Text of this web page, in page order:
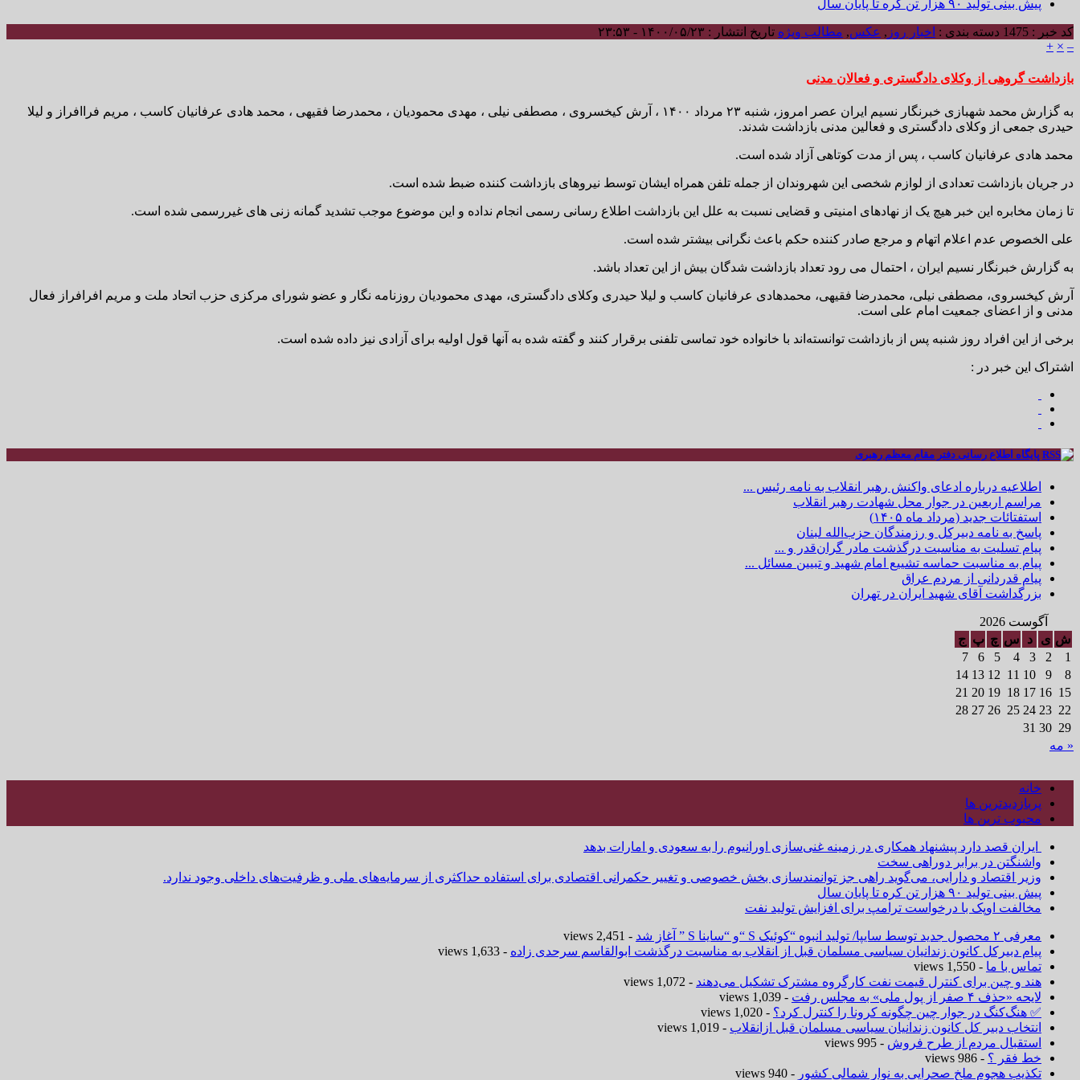
پیش بینی تولید ۹۰ هزار تن کره تا پایان سال
کد خبر : 1475 دسته بندی : اخبار روز , عکس, مطالب ویژه تاریخ انتشار : ۱۴۰۰/۰۵/۲۳ - ۲۳:۵۳
–
×
+
بازداشت گروهی از وکلای دادگستری و فعالان مدنی
به گزارش محمد شهبازی خبرنگار نسیم ایران عصر امروز، شنبه ۲۳ مرداد ۱۴۰۰ ، آرش کیخسروی ، مصطفی نیلی ، مهدی محمودیان ، محمدرضا فقیهی ، محمد هادی عرفانیان کاسب ، مریم فراافراز و لیلا
حیدری جمعی از وکلای دادگستری و فعالین مدنی بازداشت شدند.
محمد هادی عرفانیان کاسب ، پس از مدت کوتاهی آزاد شده است.
در جریان بازداشت تعدادی از لوازم شخصی این شهروندان از جمله تلفن همراه ایشان توسط نیروهای بازداشت کننده ضبط شده است.
تا زمان مخابره این خبر هیچ یک از نهادهای امنیتی و قضایی نسبت به علل این بازداشت اطلاع رسانی رسمی انجام نداده و این موضوع موجب تشدید گمانه زنی های غیررسمی شده است.
علی الخصوص عدم اعلام اتهام و مرجع صادر کننده حکم باعث نگرانی بیشتر شده است.
به گزارش خبرنگار نسیم ایران ، احتمال می رود تعداد بازداشت شدگان بیش از این تعداد باشد.
آرش کیخسروی، مصطفی نیلی، محمدرضا فقیهی، محمدهادی عرفانیان کاسب و لیلا حیدری وکلای دادگستری، مهدی محمودیان روزنامه نگار و عضو شورای مرکزی حزب اتحاد ملت و مریم افرافراز فعال
مدنی و از اعضای جمعیت امام علی است.
برخی از این افراد روز شنبه پس از بازداشت توانسته‌اند با خانواده خود تماسی تلفنی برقرار کنند و گفته شده به آنها قول اولیه برای آزادی نیز داده شده است.
اشتراک این خبر در :
پایگاه اطلاع رسانی دفتر مقام معظم رهبری
اطلاعیه درباره ادعای واکنش رهبر انقلاب به نامه رئیس ...
مراسم اربعین در جوار محل شهادت رهبر انقلاب
استفتائات جدید (مرداد ماه ۱۴۰۵)
پاسخ به نامه دبیرکل و رزمندگان حزب‌الله لبنان
پیام تسلیت به مناسبت درگذشت مادر گران‌قدر و ...
پیام به مناسبت حماسه تشییع امام شهید و تبیین مسائل ...
پیام قدردانی از مردم عراق
بزرگداشت آقای شهید ایران در تهران
آگوست 2026
ش ی د س چ پ ج
1
2
3
4
5
6
7
8
9
10
11
12
13
14
15
16
17
18
19
20
21
22
23
24
25
26
27
28
29
30
31
« مه
خانه
پربازدیدترین ها
محبوب ترین ها
ایران قصد دارد پیشنهاد همکاری در زمینه غنی‌سازی اورانیوم را به سعودی و امارات بدهد
واشنگتن در برابر دوراهی سخت
وزیر اقتصاد و دارایی، می‌گوید راهی جز توانمندسازی بخش خصوصی و تغییر حکمرانی اقتصادی برای استفاده حداکثری از سرمایه‌های ملی و ظرفیت‌های داخلی وجود ندارد.
پیش بینی تولید ۹۰ هزار تن کره تا پایان سال
مخالفت اوپک با درخواست ترامپ برای افزایش تولید نفت
معرفی ۲ محصول جدید توسط سایپا/ تولید انبوه “کوئیک S “و “ساینا S ” آغاز شد
- 2,451 views
پیام دبیرکل کانون زندانیان سیاسی مسلمان قبل از انقلاب به مناسبت درگذشت ابوالقاسم سرحدی زاده - 1,633 views
تماس با ما - 1,550 views
هند و چین برای کنترل قیمت نفت کارگروه مشترک تشکیل می‌دهند - 1,072 views
لایحه «حذف ۴ صفر از پول ملی» به مجلس رفت
- 1,039 views
✅ هنگ‌کنگ در جوار چین چگونه کرونا را کنترل کرد؟ - 1,020 views
انتخاب دبیر کل کانون زندانیان سیاسی مسلمان قبل ازانقلاب - 1,019 views
استقبال مردم از طرح فروش - 995 views
خط فقر ؟ - 986 views
تکذیب هجوم ملخ صحرایی به نوار شمالی کشور - 940 views